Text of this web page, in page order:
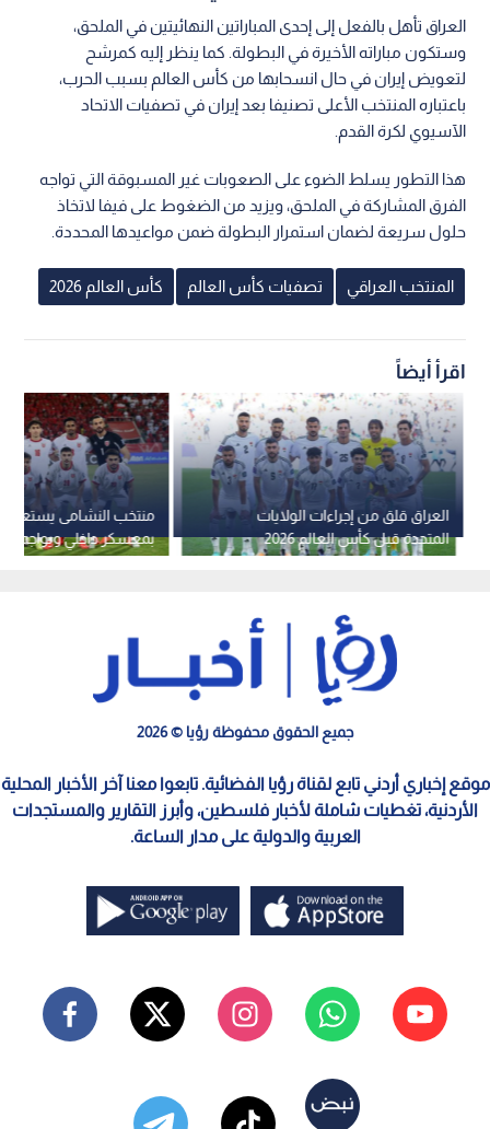
العراق تأهل بالفعل إلى إحدى المباراتين النهائيتين في الملحق،
وستكون مباراته الأخيرة في البطولة. كما ينظر إليه كمرشح
لتعويض إيران في حال انسحابها من كأس العالم بسبب الحرب،
باعتباره المنتخب الأعلى تصنيفا بعد إيران في تصفيات الاتحاد
الآسيوي لكرة القدم.
هذا التطور يسلط الضوء على الصعوبات غير المسبوقة التي تواجه
الفرق المشاركة في الملحق، ويزيد من الضغوط على فيفا لاتخاذ
حلول سريعة لضمان استمرار البطولة ضمن مواعيدها المحددة.
المنتخب العراقي تصفيات كأس العالم كأس العالم 2026
اقرأ أيضاً
منتخب النشامى يستعد
بمعسكر داخلي ويواجه
العراق قلق من إجراءات الولايات
المتحدة قبل كأس العالم 2026
جميع الحقوق محفوظة رؤيا © 2026
موقع إخباري أردني تابع لقناة رؤيا الفضائية. تابعوا معنا آخر الأخبار المحلية
الأردنية، تغطيات شاملة لأخبار فلسطين، وأبرز التقارير والمستجدات
العربية والدولية على مدار الساعة.